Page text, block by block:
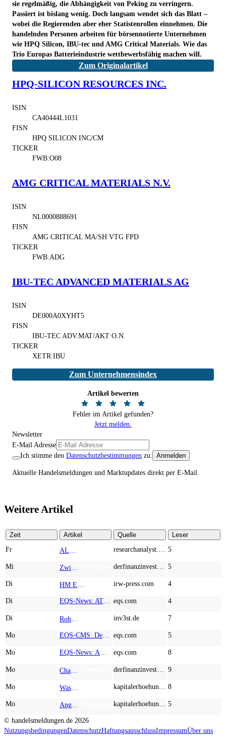
sie regelmäßig, die Abhängigkeit von Peking zu verringern.
Passiert ist bislang wenig. Doch langsam wendet sich das Blatt –
wobei die Regierenden aber eher Statistenrollen einnehmen. Die
handelnden Personen arbeiten für börsennotierte Unternehmen
wie HPQ Silicon, IBU-tec und AMG Critical Materials. Wie das
Trio Europas Batterieindustrie wettbewerbsfähig machen will.
Zum Originalartikel
HPQ-SILICON RESOURCES INC.
ISIN
CA40444L1031
FISN
HPQ SILICON INC/CM
TICKER
FWB:O08
AMG CRITICAL MATERIALS N.V.
ISIN
NL0000888691
FISN
AMG CRITICAL MA/SH VTG FPD
TICKER
FWB:ADG
IBU-TEC ADVANCED MATERIALS AG
ISIN
DE000A0XYHT5
FISN
IBU-TEC ADV.MAT/AKT O.N.
TICKER
XETR:IBU
Zum Unternehmensindex
Artikel bewerten
Fehler im Artikel gefunden?
Jetzt melden.
Newsletter
E-Mail Adresse
Ich stimme den Datenschutzbestimmungen zu. Anmelden
Aktuelle Handelsmeldungen und Marktupdates direkt per E-Mail.
Weitere Artikel
Zeit Artikel Quelle
Leser
Fr
5
Mi 5
Di irw-press.com 4
Di eqs.com 4
Di inv3st.de 7
Mo eqs.com 5
Mo eqs.com 8
Mo 9
Mo 8
Mo 5
© handelsmeldungen.de 2026
NutzungsbedingungenDatenschutzHaftungsausschlussImpressumÜber uns